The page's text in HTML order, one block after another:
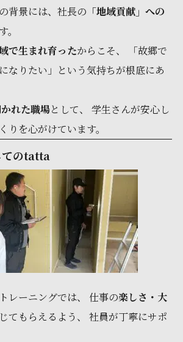
背景には、社長の 「地域貢献」への
。
で生まれ育ったからこそ、 「故郷で
なりたい」という気持ちが根底にあ
れた職場として、 学生さんが安心し
りを心がけています。
てのtatta
レーニングでは、 仕事の楽しさ・大
てもらえるよう、 社員が丁寧にサポ